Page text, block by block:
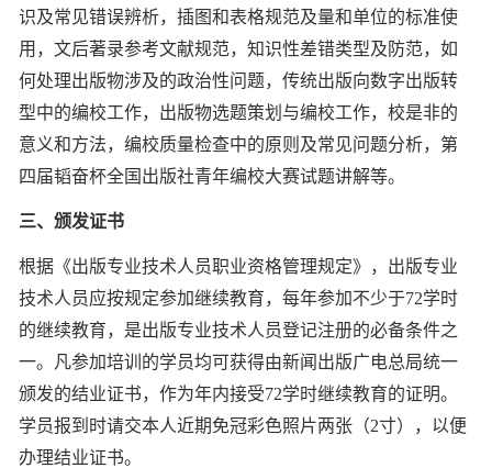
识及常见错误辨析，插图和表格规范及量和单位的标准使
用，文后著录参考文献规范，知识性差错类型及防范，如
何处理出版物涉及的政治性问题，传统出版向数字出版转
型中的编校工作，出版物选题策划与编校工作，校是非的
意义和方法，编校质量检查中的原则及常见问题分析，第
四届韬奋杯全国出版社青年编校大赛试题讲解等。
三、颁发证书
根据《出版专业技术人员职业资格管理规定》，出版专业
技术人员应按规定参加继续教育，每年参加不少于72学时
的继续教育，是出版专业技术人员登记注册的必备条件之
一。凡参加培训的学员均可获得由新闻出版广电总局统一
颁发的结业证书，作为年内接受72学时继续教育的证明。
学员报到时请交本人近期免冠彩色照片两张（2寸），以便
办理结业证书。